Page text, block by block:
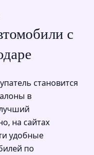
с
становится
в
на сайтах
удобные
по